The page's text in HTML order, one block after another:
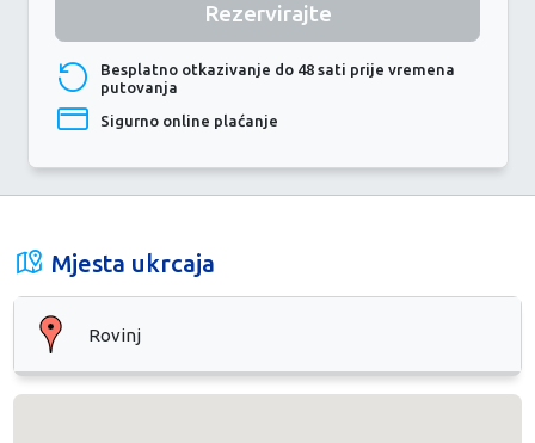
Rezervirajte
Besplatno otkazivanje do 48 sati prije vremena
putovanja
Sigurno online plaćanje
Mjesta ukrcaja
Rovinj